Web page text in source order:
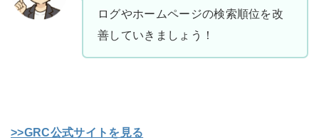
ログやホームページの検索順位を改
善していきましょう！
>>GRC公式サイトを見る